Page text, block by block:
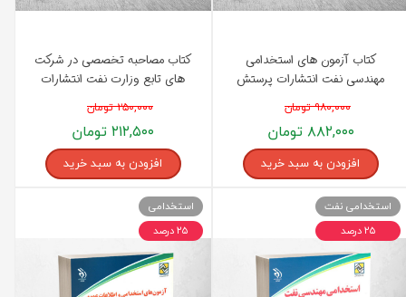
کتاب آزمون های استخدامی
مهندسی نفت انتشارات پرستش
۹۸۰,۰۰۰ تومان
۸۸۲,۰۰۰ تومان
افزودن به سبد خرید
کتاب مصاحبه تخصصی در شرکت
های تابع وزارت نفت انتشارات
۲۵۰,۰۰۰ تومان
۲۱۲,۵۰۰ تومان
افزودن به سبد خرید
استخدامی نفت
۲۵ درصد
استخدامی
۲۵ درصد